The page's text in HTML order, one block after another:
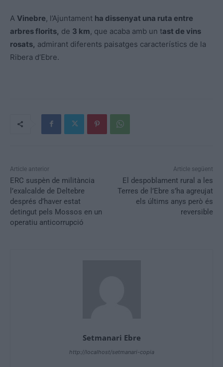
A Vinebre, l’Ajuntament ha dissenyat una ruta entre
arbres florits, de 3 km, que acaba amb un tast de vins
rosats, admirant diferents paisatges característics de la
Ribera d’Ebre.
Article anterior
ERC suspèn de militància
l’exalcalde de Deltebre
després d’haver estat
detingut pels Mossos en un
operatiu anticorrupció
Article següent
El despoblament rural a les
Terres de l’Ebre s’ha agreujat
els últims anys però és
reversible
Setmanari Ebre
http://localhost/setmanari-copia